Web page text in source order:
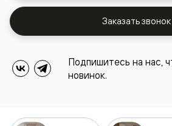
Заказать звонок
Подпишитесь на нас,
новинок.